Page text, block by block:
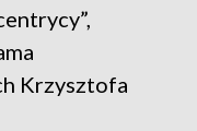
Krzysztofa